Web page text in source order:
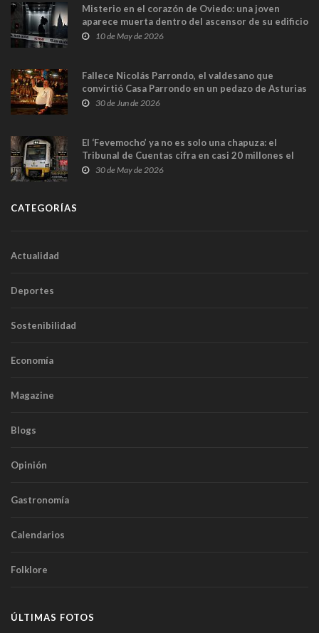
Misterio en el corazón de Oviedo: una joven
aparece muerta dentro del ascensor de su edificio
y las cámaras captan sus últimos minutos
10 de May de 2026
Fallece Nicolás Parrondo, el valdesano que
convirtió Casa Parrondo en un pedazo de Asturias
en Madrid
30 de Jun de 2026
El ‘Fevemocho’ ya no es solo una chapuza: el
Tribunal de Cuentas cifra en casi 20 millones el
sobrecoste de los trenes que no cabían por los
30 de May de 2026
CATEGORÍAS
Actualidad
Deportes
Sostenibilidad
Economía
Magazine
Blogs
Opinión
Gastronomía
Calendarios
Folklore
ÚLTIMAS FOTOS